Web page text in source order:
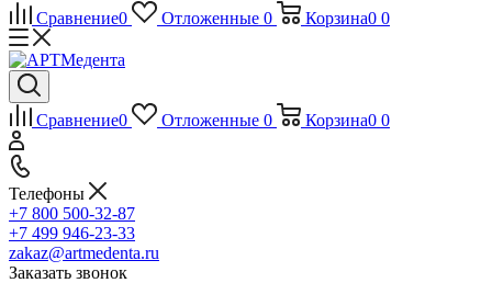
Сравнение0 Отложенные 0 Корзина0 0
Сравнение0 Отложенные 0 Корзина0 0
Телефоны
+7 800 500-32-87
+7 499 946-23-33
zakaz@artmedenta.ru
Заказать звонок